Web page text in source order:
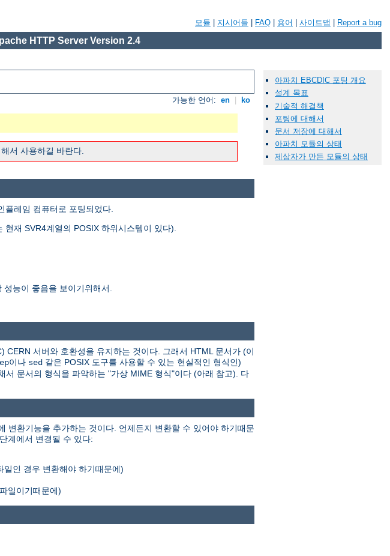
모듈 지시어들 FAQ 용어 사이트맵 Report a bug
HTTP Server Version 2.4
가능한 언어: en ko
서 사용하길 바란다.
레임 컴퓨터로 포팅되었다.
재 SVR4계열의 POSIX 하위시스템이 있다).
능이 좋음을 보이기위해서.
서버와 호환성을 유지하는 것이다. 그래서 HTML 문서가 (이
이나 sed 같은 POSIX 도구를 사용할 수 있는 현실적인 형식인)
문서의 형식을 파악하는 "가상 MIME 형식"이다 (아래 참고). 다
변환기능을 추가하는 것이다. 언제든지 변환할 수 있어야 하기때문
계에서 변경될 수 있다:
인 경우 변환해야 하기때문에)
일이기때문에)
아파치 EBCDIC 포팅 개요
설계 목표
기술적 해결책
포팅에 대해서
문서 저장에 대해서
아파치 모듈의 상태
제삼자가 만든 모듈의 상태